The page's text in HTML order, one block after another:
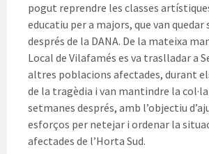
pogut reprendre les classes
educatiu per a majors, que van quedar
després de la DANA. De la mateixa
Local de Vilafamés es va traslladar a
altres poblacions afectades, durant
de la tragèdia i van mantindre la
setmanes després, amb l’objectiu
esforços per netejar i ordenar la
afectades de l’Horta Sud.